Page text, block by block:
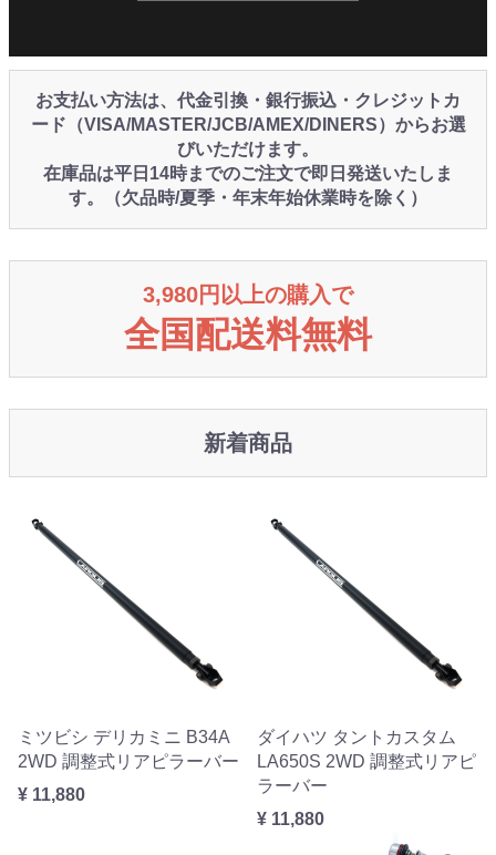
お支払い方法は、代金引換・銀行振込・クレジットカ
ード（VISA/MASTER/JCB/AMEX/DINERS）からお選
びいただけます。
在庫品は平日14時までのご注文で即日発送いたしま
す。（欠品時/夏季・年末年始休業時を除く）
3,980円以上の購入で
全国配送料無料
新着商品
ミツビシ デリカミニ B34A
2WD 調整式リアピラーバー
¥ 11,880
ダイハツ タントカスタム
LA650S 2WD 調整式リアピ
ラーバー
¥ 11,880